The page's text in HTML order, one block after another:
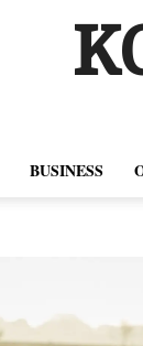
BUSINESS